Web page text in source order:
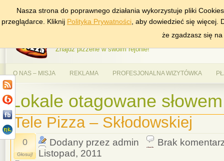
DODAJ NAS DO ULUBIONYCH ZNAJDŹ
AlePizza.com –
Znajdź pizzerie w swoim rejonie!
O NAS – MISJA REKLAMA PROFESJONALNA WIZYTÓWKA
Lokale otagowane
Tele Pizza – Skłodowskiej
0
Głosuj!
Dodany przez admin
Brak
Listopad, 2011
Nasza strona do poprawnego działania wykorzystuje pliki
przeglądarce. Kliknij Polityka Prywatności , aby dowiedzieć się
że zgadzasz się